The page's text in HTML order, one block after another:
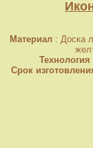
Материал: Доска
Технология
Срок